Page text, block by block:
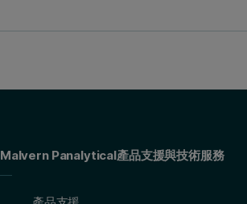
Malvern Panalytical產品支援與技術服務